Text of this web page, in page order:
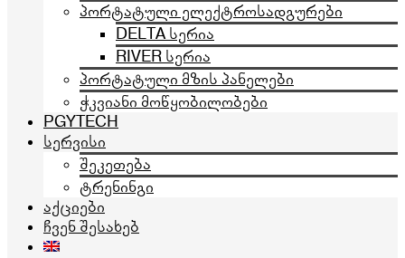
პორტატული ელექტროსადგურები
DELTA სერია
RIVER სერია
პორტატული მზის პანელები
ჭკვიანი მოწყობილობები
PGYTECH
სერვისი
შეკეთება
ტრენინგი
აქციები
ჩვენ შესახებ